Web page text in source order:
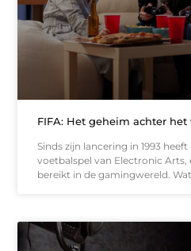
FIFA: Het geheim achter
Sinds zijn lancering in 1993
voetbalspel van Electronic
bereikt in de gamingwereld.